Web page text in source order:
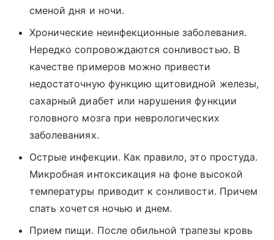
сменой дня и ночи.
Хронические неинфекционные заболевания.
Нередко сопровождаются сонливостью. В
качестве примеров можно привести
недостаточную функцию щитовидной железы,
сахарный диабет или нарушения функции
головного мозга при неврологических
заболеваниях.
Острые инфекции. Как правило, это простуда.
Микробная интоксикация на фоне высокой
температуры приводит к сонливости. Причем
спать хочется ночью и днем.
Прием пищи. После обильной трапезы кровь